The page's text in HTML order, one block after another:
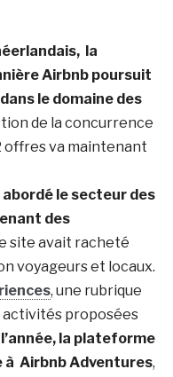
la
Airbnb poursuit
le domaine des
de la concurrence
offres va maintenant
le secteur des
des
site avait racheté
voyageurs et locaux.
, une rubrique
proposées
la plateforme
à Airbnb Adventures,